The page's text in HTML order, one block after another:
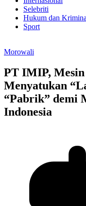
Selebriti
Hukum dan
Sport
Morowali
PT IMIP, Mesin
Menyatukan
“Pabrik” demi
Indonesia